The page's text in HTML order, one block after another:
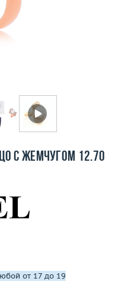
с жемчугом 12.70
от 17 до 19